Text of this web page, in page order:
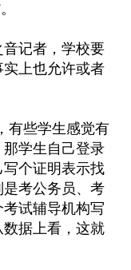
记者，学校要
上也允许或者
有些学生感觉有
学生自己登录
个证明表示找
考公务员、考
试辅导机构写
据上看，这就